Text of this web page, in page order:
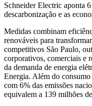
Schneider Electric aponta
descarbonização e as
Medidas combinam
renováveis para
competitivos São Paulo,
corporativos, comerciais e
da demanda de energia
Energia. Além do
com 6% das emissões
equivalem a 139 milhões